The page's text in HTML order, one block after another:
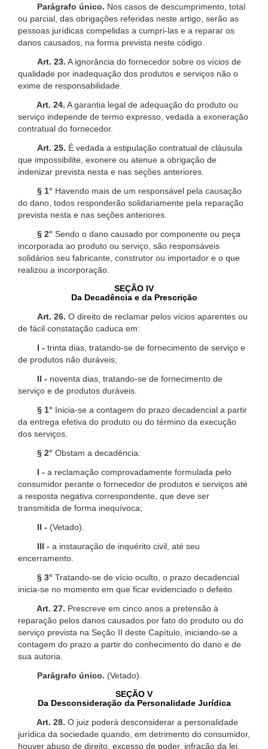
Parágrafo único. Nos casos de descumprimento, total
ou parcial, das obrigações referidas neste artigo, serão as
pessoas jurídicas compelidas a cumpri-las e a reparar os
danos causados, na forma prevista neste código.
Art. 23. A ignorância do fornecedor sobre os vícios de
qualidade por inadequação dos produtos e serviços não o
exime de responsabilidade.
Art. 24. A garantia legal de adequação do produto ou
serviço independe de termo expresso, vedada a exoneração
contratual do fornecedor.
Art. 25. É vedada a estipulação contratual de cláusula
que impossibilite, exonere ou atenue a obrigação de
indenizar prevista nesta e nas seções anteriores.
§ 1° Havendo mais de um responsável pela causação
do dano, todos responderão solidariamente pela reparação
prevista nesta e nas seções anteriores.
§ 2° Sendo o dano causado por componente ou peça
incorporada ao produto ou serviço, são responsáveis
solidários seu fabricante, construtor ou importador e o que
realizou a incorporação.
SEÇÃO IV
Da Decadência e da Prescrição
Art. 26. O direito de reclamar pelos vícios aparentes ou
de fácil constatação caduca em:
I - trinta dias, tratando-se de fornecimento de serviço e
de produtos não duráveis;
II - noventa dias, tratando-se de fornecimento de
serviço e de produtos duráveis.
§ 1° Inicia-se a contagem do prazo decadencial a partir
da entrega efetiva do produto ou do término da execução
dos serviços.
§ 2° Obstam a decadência:
I - a reclamação comprovadamente formulada pelo
consumidor perante o fornecedor de produtos e serviços até
a resposta negativa correspondente, que deve ser
transmitida de forma inequívoca;
II - (Vetado).
III - a instauração de inquérito civil, até seu
encerramento.
§ 3° Tratando-se de vício oculto, o prazo decadencial
inicia-se no momento em que ficar evidenciado o defeito.
Art. 27. Prescreve em cinco anos a pretensão à
reparação pelos danos causados por fato do produto ou do
serviço prevista na Seção II deste Capítulo, iniciando-se a
contagem do prazo a partir do conhecimento do dano e de
sua autoria.
Parágrafo único. (Vetado).
SEÇÃO V
Da Desconsideração da Personalidade Jurídica
Art. 28. O juiz poderá desconsiderar a personalidade
jurídica da sociedade quando, em detrimento do consumidor,
houver abuso de direito, excesso de poder, infração da lei,